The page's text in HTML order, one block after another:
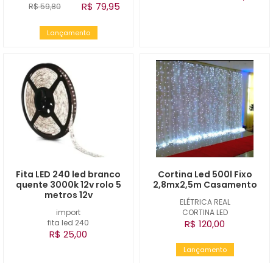
R$ 59,80 R$ 79,95
Lançamento
import
fita led 240
Fita LED 240 led branco
quente 3000k 12v rolo 5
metros 12v
R$ 25,00
ELÉTRICA REAL
CORTINA LED
Cortina Led 500l Fixo
2,8mx2,5m Casamento
R$ 120,00
Lançamento